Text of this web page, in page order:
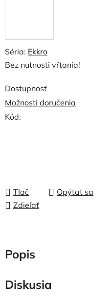
Séria: Ekkro
Bez nutnosti vŕtania!
Dostupnosť
Možnosti doručenia
Kód:
Tlač Opýtať sa
Zdieľať
Popis
Diskusia